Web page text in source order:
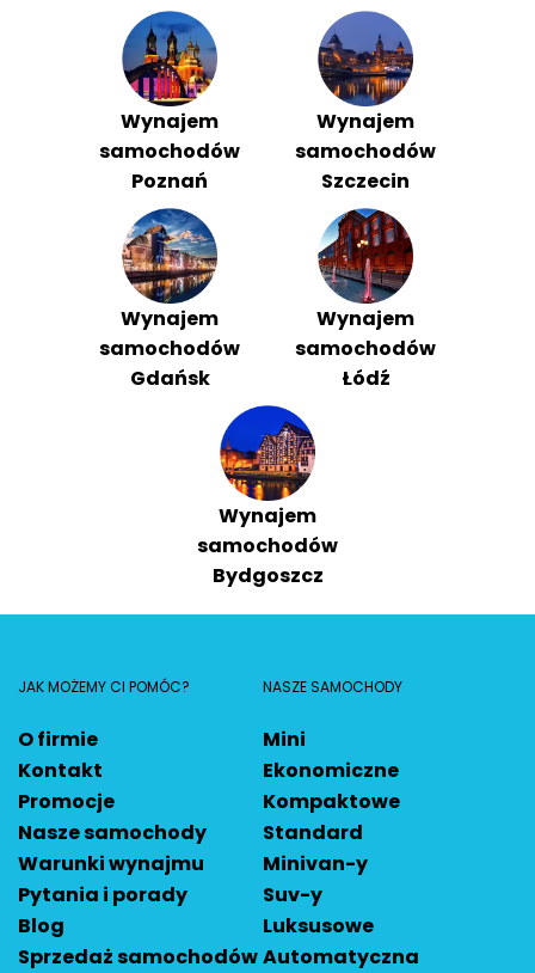
Wynajem
samochodów
Poznań
Wynajem
samochodów
Szczecin
Wynajem
samochodów
Gdańsk
Wynajem
samochodów
Łódź
Wynajem
samochodów
Bydgoszcz
JAK MOŻEMY CI POMÓC?
O firmie
Kontakt
Promocje
Nasze samochody
Warunki wynajmu
Pytania i porady
Blog
Sprzedaż samochodów
NASZE SAMOCHODY
Mini
Ekonomiczne
Kompaktowe
Standard
Minivan-y
Suv-y
Luksusowe
Automatyczna